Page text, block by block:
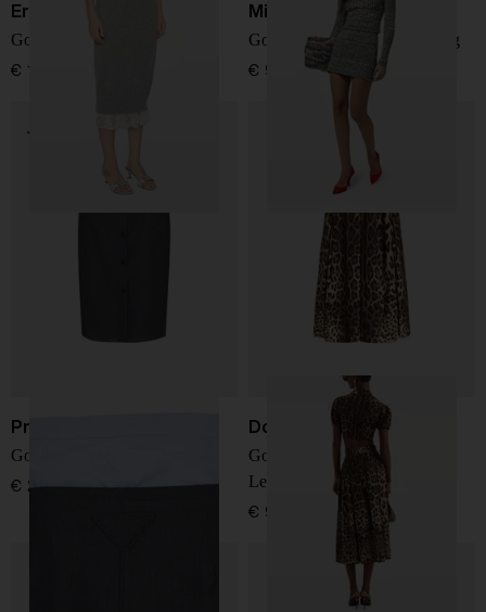
Ermanno Scervino
Gonna midi in cashmere
€ 1.500,00
Missoni
Gonna mini a motivo zig zag
€ 990,00
Prada
Gonna midi in lana
€ 2.200,00
Dolce & Gabbana
Gonna in cotone con stampa
Leo
€ 995,00